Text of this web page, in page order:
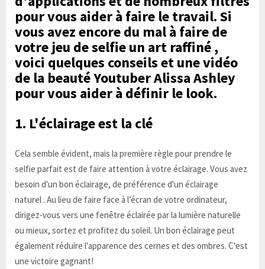
pour vous aider à faire le travail. Si
vous avez encore du mal à faire de
votre jeu de selfie un art raffiné,
voici quelques conseils et une vidéo
de la beauté Youtuber Alissa Ashley
pour vous aider à définir le look.
1. L'éclairage est la clé
Cela semble évident, mais la première règle pour prendre le
selfie parfait est de faire attention à votre éclairage. Vous avez
besoin d'un bon éclairage, de préférence d'un éclairage
naturel . Au lieu de faire face à l’écran de votre ordinateur,
dirigez-vous vers une fenêtre éclairée par la lumière naturelle
ou mieux, sortez et profitez du soleil. Un bon éclairage peut
également réduire l'apparence des cernes et des ombres. C'est
une victoire gagnant!